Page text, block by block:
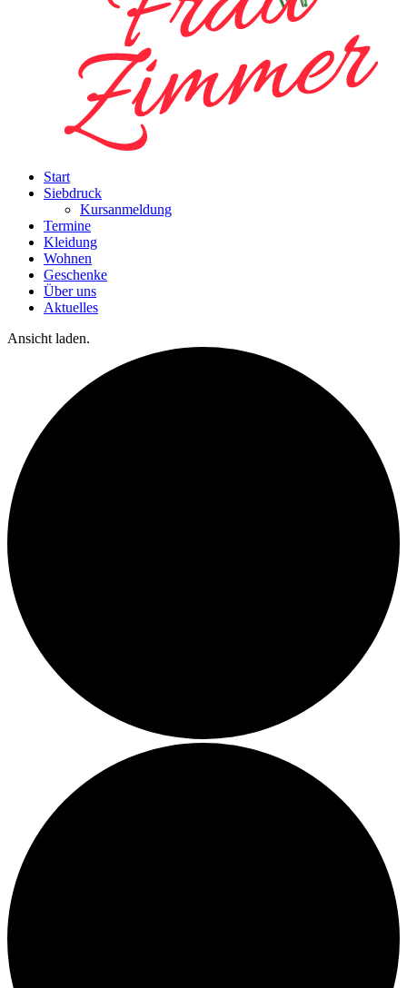
Start
Siebdruck
Kursanmeldung
Termine
Kleidung
Wohnen
Geschenke
Über uns
Aktuelles
Ansicht laden.